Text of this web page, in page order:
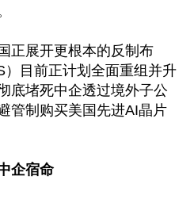
正展开更根本的反制布
）目前正计划全面重组并升
底堵死中企透过境外子公
管制购买美国先进AI晶片
企宿命